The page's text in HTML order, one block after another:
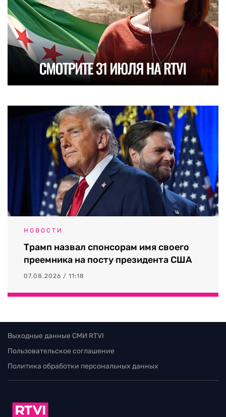
НОВОСТИ
Трамп назвал спонсорам имя своего
преемника на посту президента США
07.08.2026 / 11:18
Выходные данные СМИ RTVI
Пользовательское соглашение
Политика обработки персональных данных